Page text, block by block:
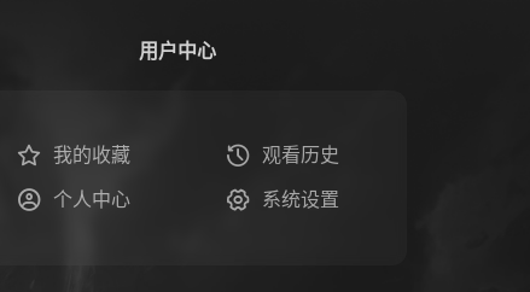
用户中心
我的收藏 观看历史
个人中心 系统设置